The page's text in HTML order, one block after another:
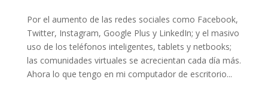
Por el aumento de las redes sociales como Facebook,
Twitter, Instagram, Google Plus y LinkedIn; y el masivo
uso de los teléfonos inteligentes, tablets y netbooks;
las comunidades virtuales se acrecientan cada día más.
Ahora lo que tengo en mi computador de escritorio...